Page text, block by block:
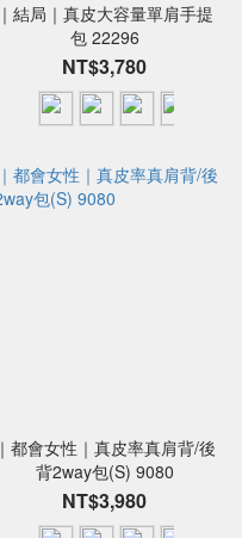
｜結局｜真皮大容量單肩手提
包 22296
NT$3,780
｜都會女性｜真皮率真肩背/後
背2way包(S) 9080
NT$3,980